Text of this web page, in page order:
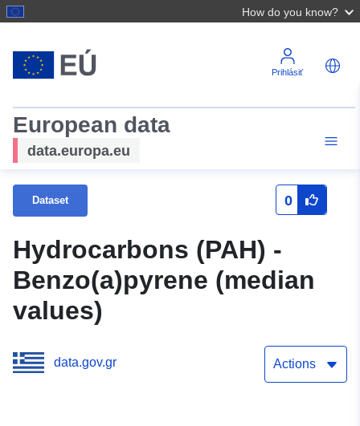
How do you know?
Prihlásiť
European data
data.europa.eu
Dataset 0
Hydrocarbons (PAH) -
Benzo(a)pyrene (median
values)
data.gov.gr Actions